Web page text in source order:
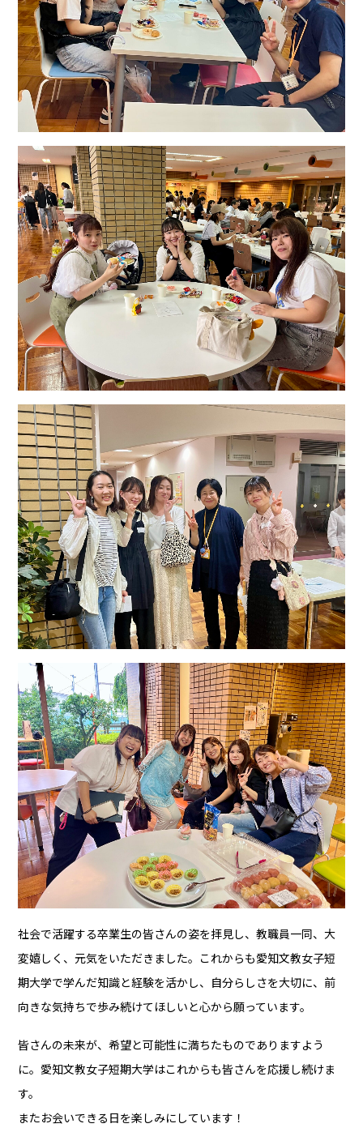
社会で活躍する卒業生の皆さんの姿を拝見し、教職員一同、大
変嬉しく、元気をいただきました。これからも愛知文教女子短
期大学で学んだ知識と経験を活かし、自分らしさを大切に、前
向きな気持ちで歩み続けてほしいと心から願っています。
皆さんの未来が、希望と可能性に満ちたものでありますよう
に。愛知文教女子短期大学はこれからも皆さんを応援し続けま
す。
またお会いできる日を楽しみにしています！